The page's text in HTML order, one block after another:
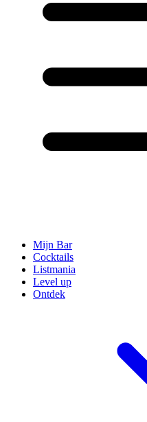
Mijn Bar
Cocktails
Listmania
Level up
Ontdek